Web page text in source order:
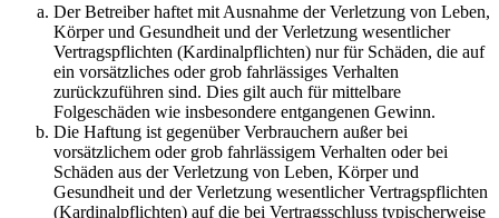
Der Betreiber haftet mit Ausnahme der Verletzung von Leben,
Körper und Gesundheit und der Verletzung wesentlicher
Vertragspflichten (Kardinalpflichten) nur für Schäden, die auf
ein vorsätzliches oder grob fahrlässiges Verhalten
zurückzuführen sind. Dies gilt auch für mittelbare
Folgeschäden wie insbesondere entgangenen Gewinn.
Die Haftung ist gegenüber Verbrauchern außer bei
vorsätzlichem oder grob fahrlässigem Verhalten oder bei
Schäden aus der Verletzung von Leben, Körper und
Gesundheit und der Verletzung wesentlicher Vertragspflichten
(Kardinalpflichten) auf die bei Vertragsschluss typischerweise